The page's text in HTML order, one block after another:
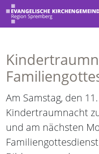
Am Samstag, den
Kindertraumnacht
und am nächsten